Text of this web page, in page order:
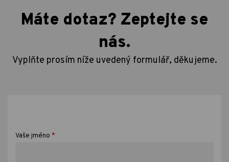
Máte dotaz? Zeptejte se
nás.
Vyplňte prosím níže uvedený formulář, děkujeme.
Vaše jméno *